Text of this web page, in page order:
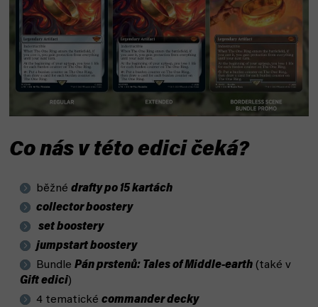
Co nás v této edici čeká?
běžné drafty po 15 kartách
collector boostery
set boostery
jumpstart boostery
Bundle Pán prstenů: Tales of Middle-earth (také v
Gift edici)
4 tematické commander decky